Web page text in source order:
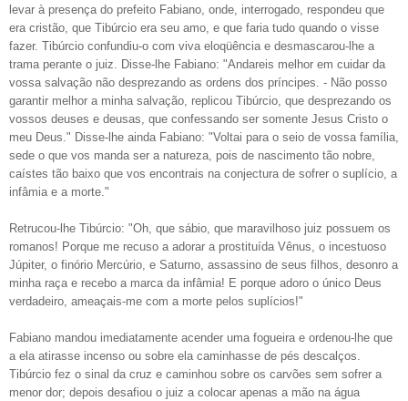
levar à presença do prefeito Fabiano, onde, interrogado, respondeu que
era cristão, que Tibúrcio era seu amo, e que faria tudo quando o visse
fazer. Tibúrcio confundiu-o com viva eloqüência e desmascarou-lhe a
trama perante o juiz. Disse-lhe Fabiano: "Andareis melhor em cuidar da
vossa salvação não desprezando as ordens dos príncipes. - Não posso
garantir melhor a minha salvação, replicou Tibúrcio, que desprezando os
vossos deuses e deusas, que confessando ser somente Jesus Cristo o
meu Deus." Disse-lhe ainda Fabiano: "Voltai para o seio de vossa família,
sede o que vos manda ser a natureza, pois de nascimento tão nobre,
caístes tão baixo que vos encontrais na conjectura de sofrer o suplício, a
infâmia e a morte."
Retrucou-lhe Tibúrcio: "Oh, que sábio, que maravilhoso juiz possuem os
romanos! Porque me recuso a adorar a prostituída Vênus, o incestuoso
Júpiter, o finório Mercúrio, e Saturno, assassino de seus filhos, desonro a
minha raça e recebo a marca da infâmia! E porque adoro o único Deus
verdadeiro, ameaçais-me com a morte pelos suplícios!"
Fabiano mandou imediatamente acender uma fogueira e ordenou-lhe que
a ela atirasse incenso ou sobre ela caminhasse de pés descalços.
Tibúrcio fez o sinal da cruz e caminhou sobre os carvões sem sofrer a
menor dor; depois desafiou o juiz a colocar apenas a mão na água